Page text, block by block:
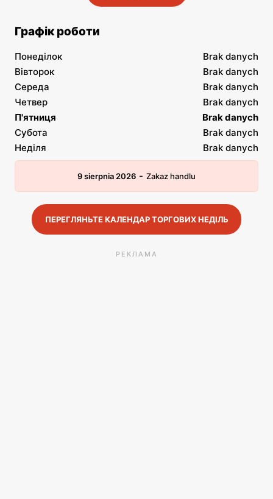
Графік роботи
Понеділок
Brak danych
Вівторок
Brak danych
Середа
Brak danych
Четвер
Brak danych
П'ятниця
Brak danych
Субота
Brak danych
Неділя
Brak danych
9 sierpnia 2026 - Zakaz handlu
ПЕРЕГЛЯНЬТЕ КАЛЕНДАР ТОРГОВИХ НЕДІЛЬ
РЕКЛАМА